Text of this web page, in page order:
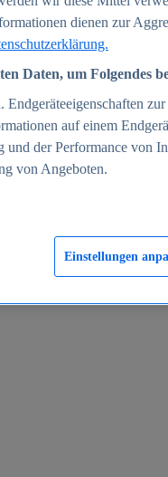
2025
dienen zur
Daten, um Folgendes
Endgeräteeigenschaften
auf einem
und der Performance von
von Angeboten.
Einstellungen